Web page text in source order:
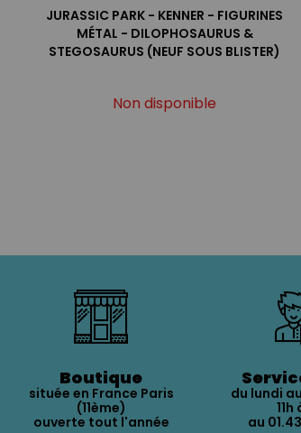
JURASSIC PARK - KENNER - FIGURINES
MÉTAL - DILOPHOSAURUS &
STEGOSAURUS (NEUF SOUS BLISTER)
Non disponible
Boutique
située en France Paris
(11ème)
ouverte tout l'année
du lundi
11h
au